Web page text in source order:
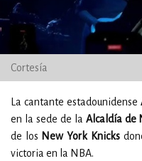
Cortesía
La cantante estadounidense
en la sede de la Alcaldía de
de los New York Knicks
victoria en la NBA.